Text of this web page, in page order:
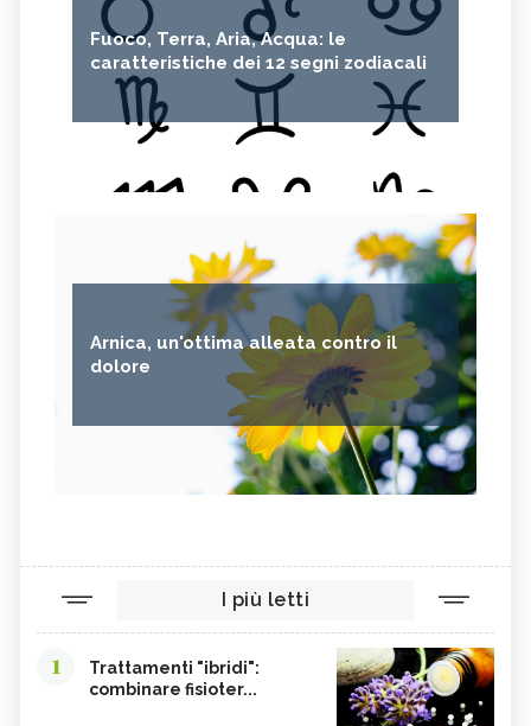
Fuoco, Terra, Aria, Acqua: le
caratteristiche dei 12 segni zodiacali
Arnica, un'ottima alleata contro il
dolore
I più letti
1
Trattamenti "ibridi":
combinare fisioter...